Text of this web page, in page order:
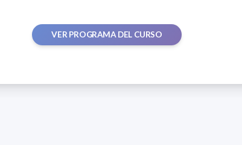
VER PROGRAMA DEL CURSO